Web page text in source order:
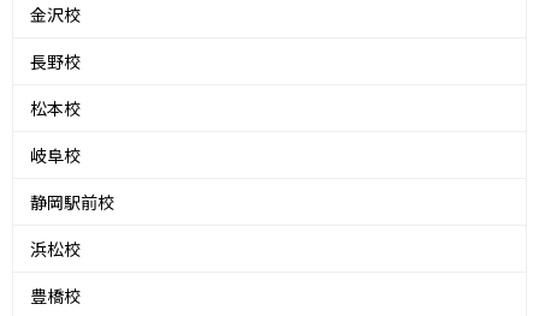
金沢校
長野校
松本校
岐阜校
静岡駅前校
浜松校
豊橋校